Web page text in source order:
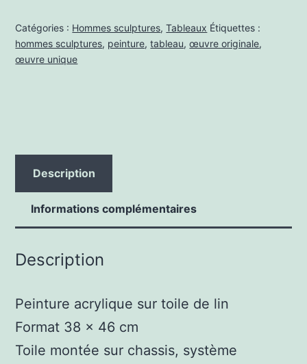
Catégories : Hommes sculptures,Tableaux Étiquettes :
hommes sculptures, peinture,tableau,œuvre originale,
œuvre unique
Description
Informations complémentaires
Description
Peinture acrylique sur toile de lin
Format 38 x 46 cm
Toile montée sur chassis, système